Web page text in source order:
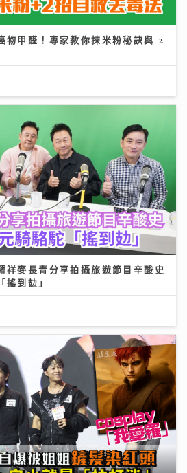
物甲醛！專家教你揀米粉秘訣與 2
祥麥長青分享拍攝旅遊節目辛酸史
搖到攰」